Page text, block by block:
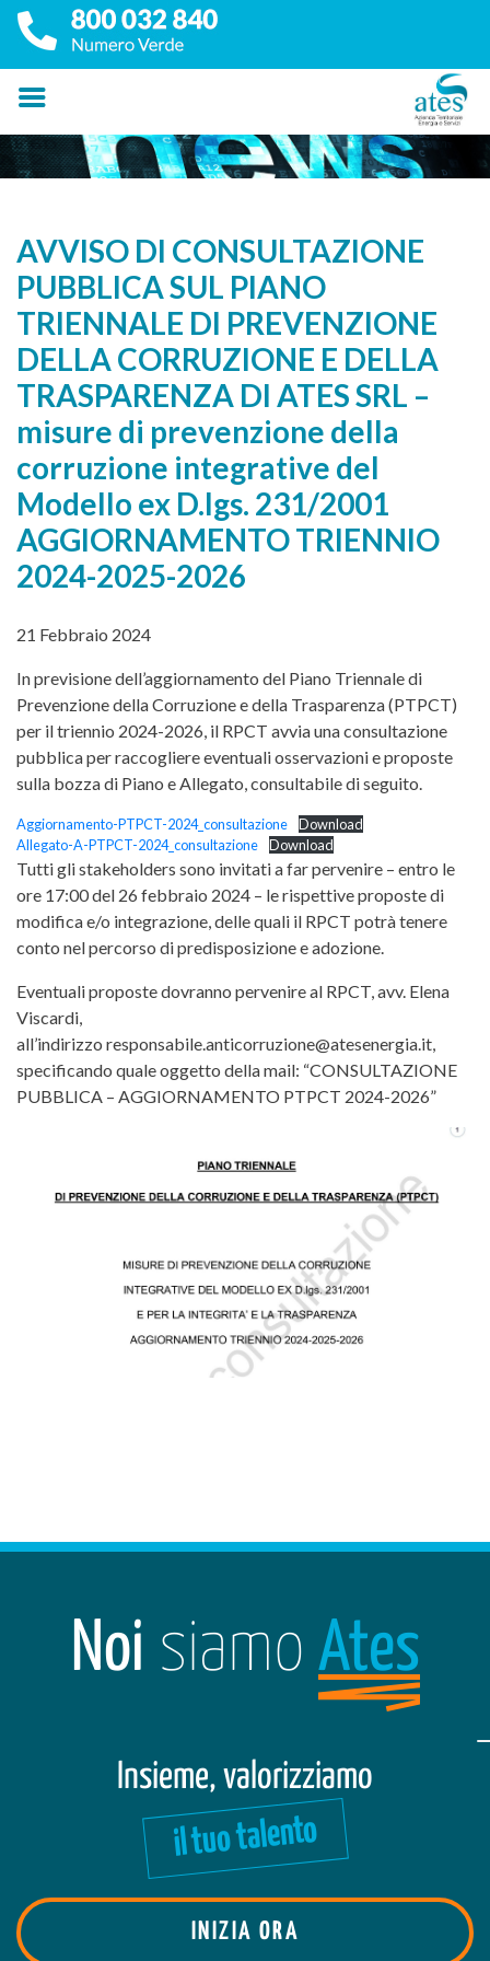
AVVISO DI CONSULTAZIONE
PUBBLICA SUL PIANO
TRIENNALE DI PREVENZIONE
DELLA CORRUZIONE E DELLA
TRASPARENZA DI ATES SRL –
misure di prevenzione della
corruzione integrative del
Modello ex D.lgs. 231/2001
AGGIORNAMENTO TRIENNIO
2024-2025-2026
21 Febbraio 2024
In previsione dell’aggiornamento del Piano Triennale di
Prevenzione della Corruzione e della Trasparenza (PTPCT)
per il triennio 2024-2026, il RPCT avvia una consultazione
pubblica per raccogliere eventuali osservazioni e proposte
sulla bozza di Piano e Allegato, consultabile di seguito.
Aggiornamento-PTPCT-2024_consultazione
Download
Allegato-A-PTPCT-2024_consultazione
Download
Tutti gli stakeholders sono invitati a far pervenire – entro le
ore 17:00 del 26 febbraio 2024 – le rispettive proposte di
modifica e/o integrazione, delle quali il RPCT potrà tenere
conto nel percorso di predisposizione e adozione.
Eventuali proposte dovranno pervenire al RPCT, avv. Elena
Viscardi,
all’indirizzo responsabile.anticorruzione@atesenergia.it,
specificando quale oggetto della mail: “CONSULTAZIONE
PUBBLICA – AGGIORNAMENTO PTPCT 2024-2026”
Noi siamo Ates
Insieme, valorizziamo
il tuo talento
INIZIA ORA